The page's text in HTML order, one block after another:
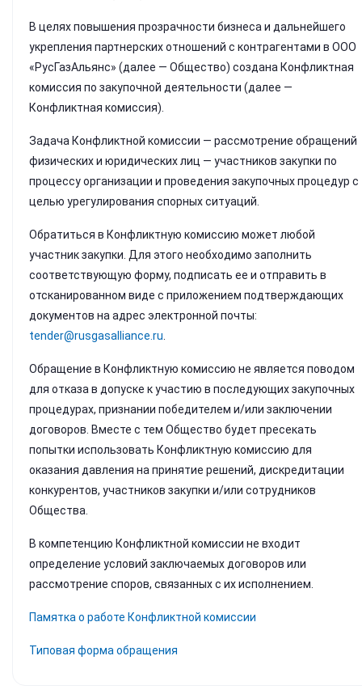
В целях повышения прозрачности бизнеса и дальнейшего
укрепления партнерских отношений с контрагентами в ООО
«РусГазАльянс» (далее — Общество) создана Конфликтная
комиссия по закупочной деятельности (далее —
Конфликтная комиссия).
Задача Конфликтной комиссии — рассмотрение обращений
физических и юридических лиц — участников закупки по
процессу организации и проведения закупочных процедур с
целью урегулирования спорных ситуаций.
Обратиться в Конфликтную комиссию может любой
участник закупки. Для этого необходимо заполнить
соответствующую форму, подписать ее и отправить в
отсканированном виде с приложением подтверждающих
документов на адрес электронной почты:
tender@rusgasalliance.ru
Обращение в Конфликтную комиссию не является поводом
для отказа в допуске к участию в последующих закупочных
процедурах, признании победителем и/или заключении
договоров. Вместе с тем Общество будет пресекать
попытки использовать Конфликтную комиссию для
оказания давления на принятие решений, дискредитации
конкурентов, участников закупки и/или сотрудников
Общества.
В компетенцию Конфликтной комиссии не входит
определение условий заключаемых договоров или
рассмотрение споров, связанных с их исполнением.
Памятка о работе Конфликтной комиссии
Типовая форма обращения